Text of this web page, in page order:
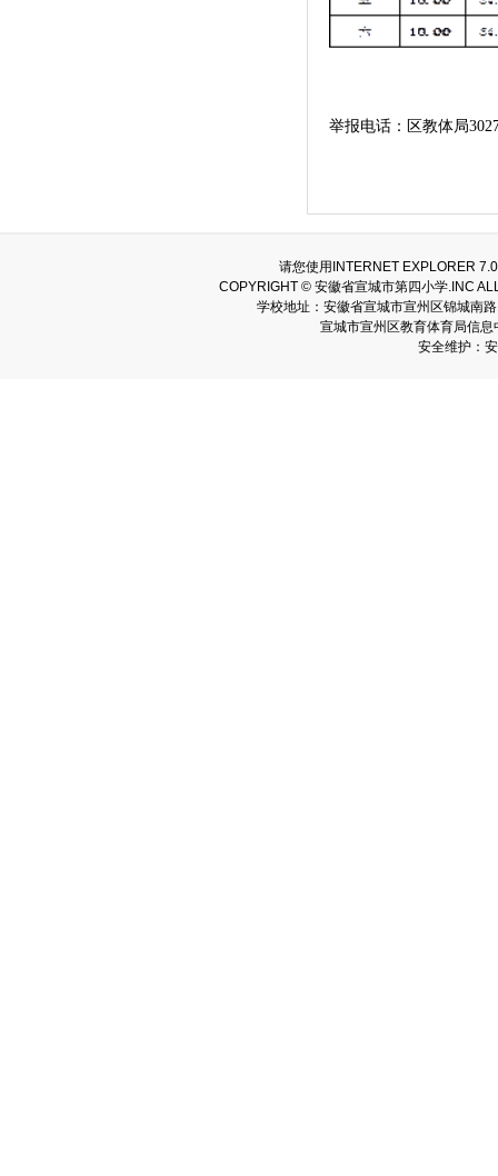
举报电话：区教体局
请您使用INTERNET EXPLORER
COPYRIGHT © 安徽省宣城市第四小学.INC
学校地址：安徽省宣城市宣州区锦城南
宣城市宣州区教育体育局信
安全维护：